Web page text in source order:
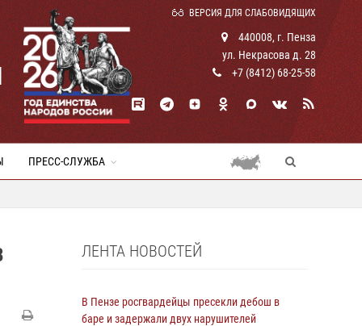
ВЕРСИЯ ДЛЯ СЛАБОВИДЯЩИХ
440008, г. Пенза
ул. Некрасова д. 28
+7 (8412) 68-25-58
ПРЕСС-СЛУЖБА
ЛЕНТА НОВОСТЕЙ
В Пензе росгвардейцы пресекли дебош в
баре и задержали двух нарушителей